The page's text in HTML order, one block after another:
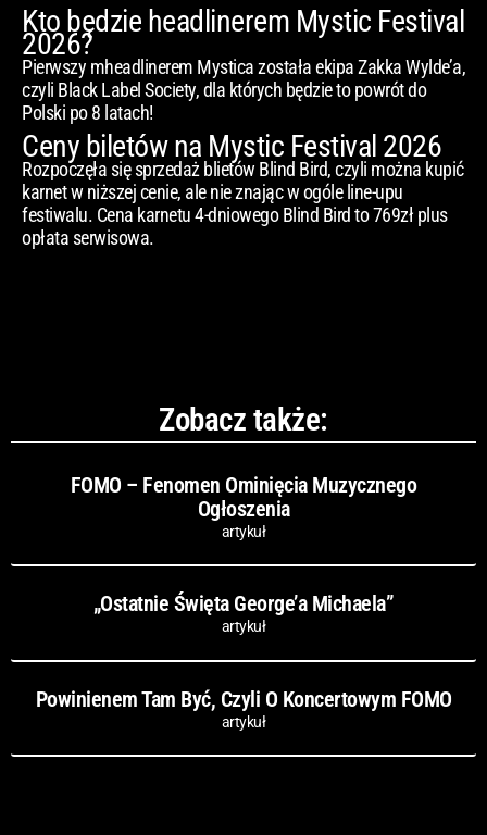
Kto będzie headlinerem Mystic Festival
2026?
Pierwszy mheadlinerem Mystica została ekipa Zakka Wylde’a,
czyli Black Label Society, dla których będzie to powrót do
Polski po 8 latach!
Ceny biletów na Mystic Festival 2026
Rozpoczęła się sprzedaż blietów Blind Bird, czyli można kupić
karnet w niższej cenie, ale nie znając w ogóle line-upu
festiwalu. Cena karnetu 4-dniowego Blind Bird to 769zł plus
opłata serwisowa.
Zobacz także:
FOMO – Fenomen Ominięcia Muzycznego
Ogłoszenia
artykuł
„Ostatnie Święta George’a Michaela”
artykuł
Powinienem Tam Być, Czyli O Koncertowym FOMO
artykuł